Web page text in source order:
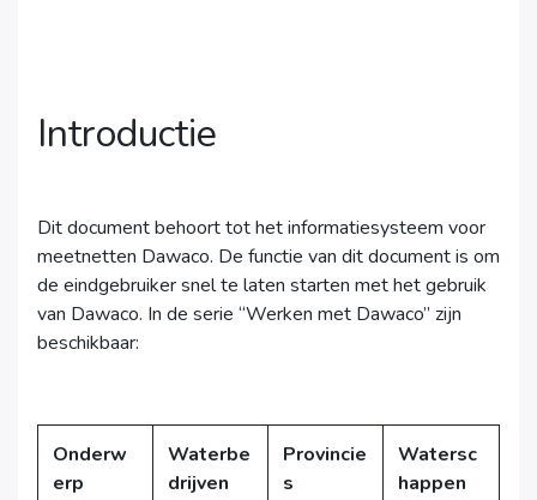
Introductie
Dit document behoort tot het informatiesysteem voor
meetnetten Dawaco. De functie van dit document is om
de eindgebruiker snel te laten starten met het gebruik
van Dawaco. In de serie “Werken met Dawaco” zijn
beschikbaar:
Onderw
erp
Waterbe
drijven
Provincie
s
Watersc
happen